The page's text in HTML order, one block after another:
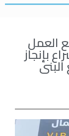
العمل
بإنجاز